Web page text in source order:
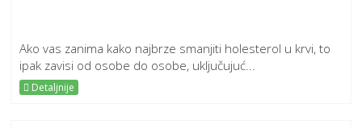
Ako vas zanima kako najbrze smanjiti holesterol u krvi, to
ipak zavisi od osobe do osobe, uključujuć...
Detaljnije